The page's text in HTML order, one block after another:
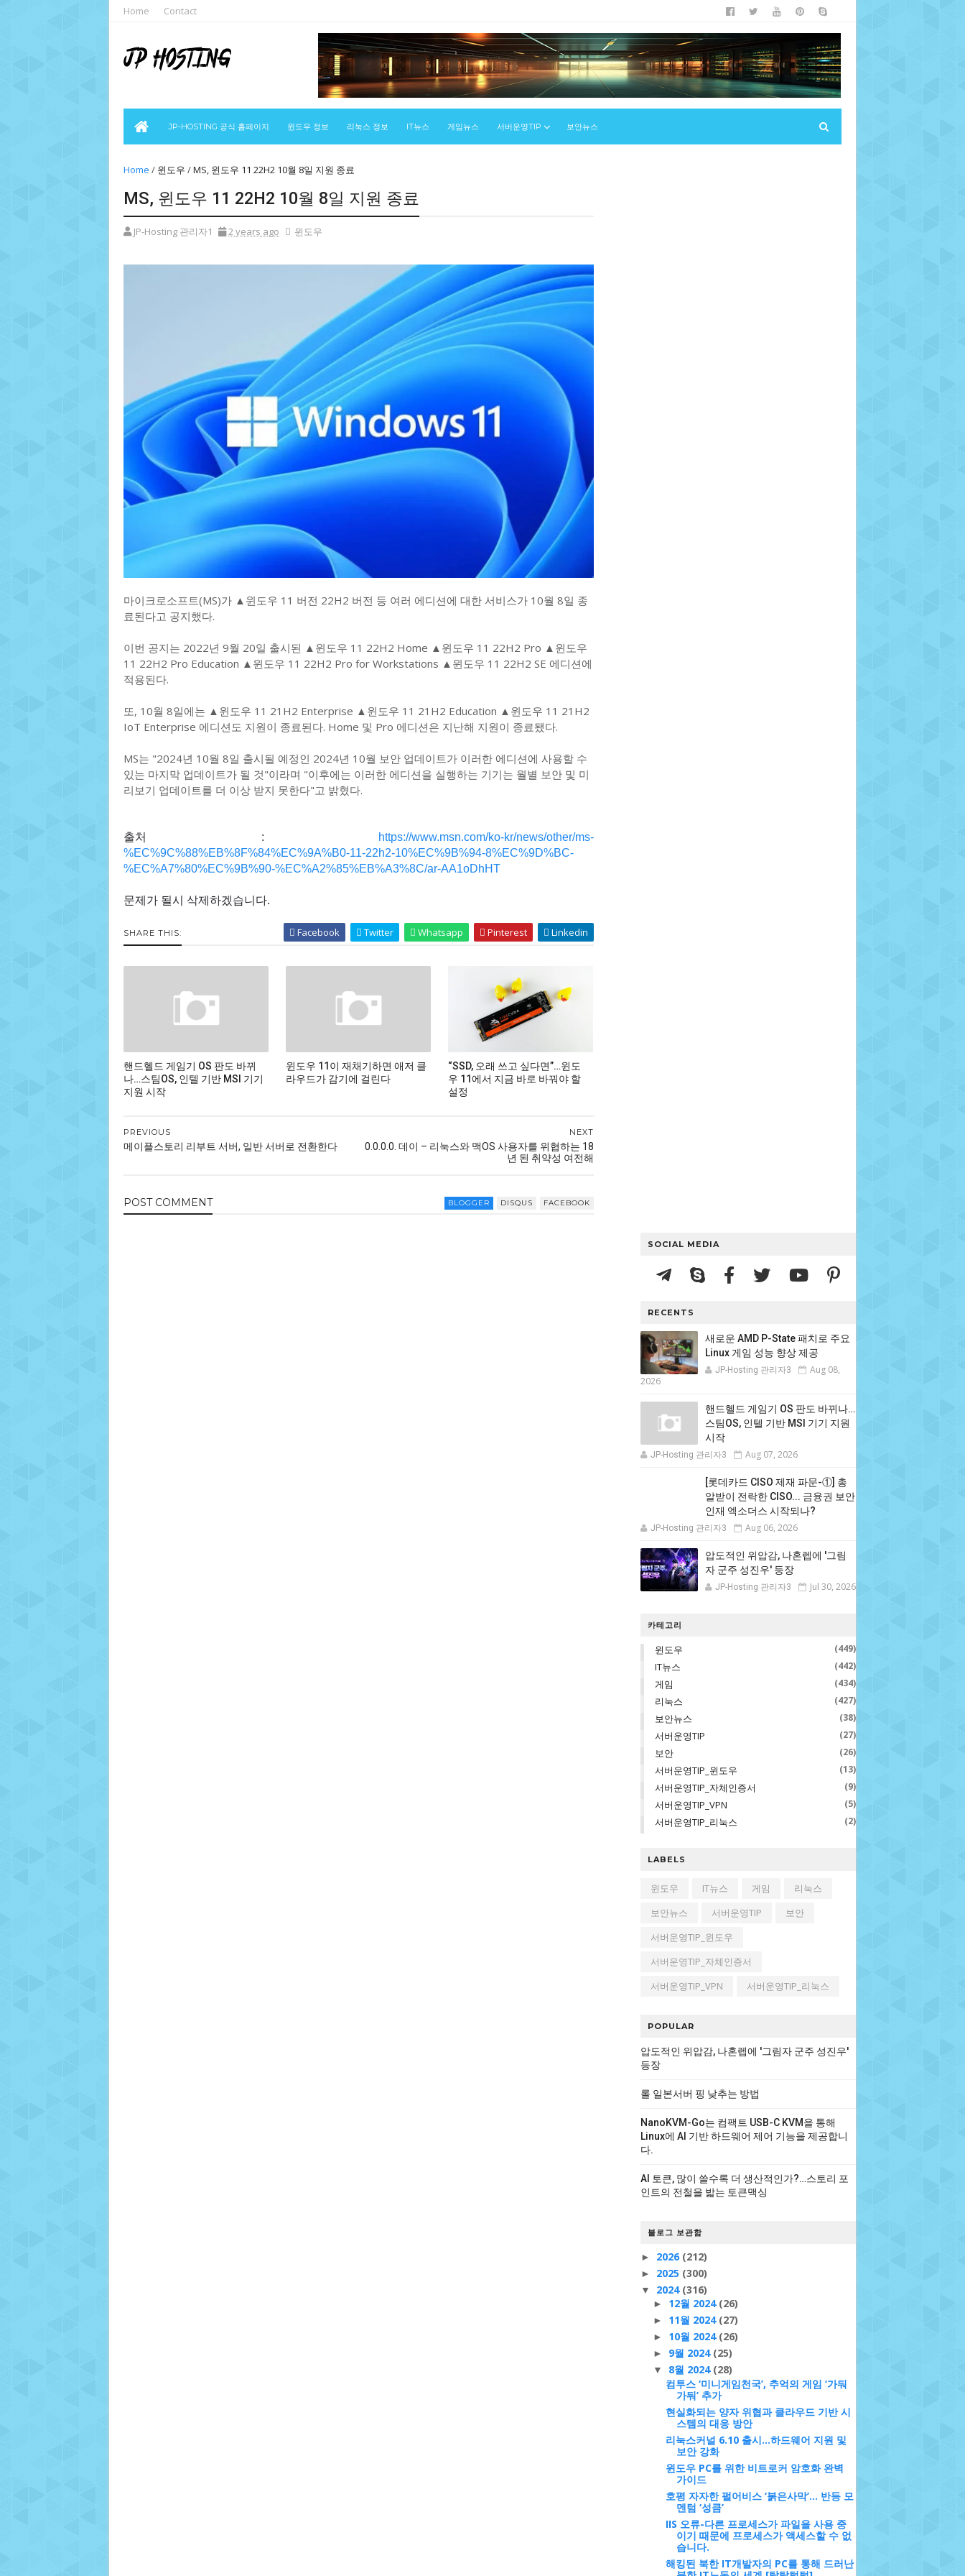
Home Contact
JP-HOSTING 공식 홈페이지 윈도우 정보 리눅스 정보 IT뉴스 게임뉴스 서버운영TIP 보안뉴스
Home / 윈도우 /MS, 윈도우 11 22H2 10월 8일 지원 종료
MS, 윈도우 11 22H2 10월 8일 지원 종료
JP-Hosting 관리자1 2 years ago 윈도우
마이크로소프트(MS)가 ▲윈도우 11 버전 22H2 버전 등 여러 에디션에 대한 서비스가 10월 8일 종
료된다고 공지했다.
이번 공지는 2022년 9월 20일 출시된 ▲윈도우 11 22H2 Home ▲윈도우 11 22H2 Pro ▲윈도우
11 22H2 Pro Education ▲윈도우 11 22H2 Pro for Workstations ▲윈도우 11 22H2 SE 에디션에
적용된다.
또, 10월 8일에는 ▲윈도우 11 21H2 Enterprise ▲윈도우 11 21H2 Education ▲윈도우 11 21H2
IoT Enterprise 에디션도 지원이 종료된다. Home 및 Pro 에디션은 지난해 지원이 종료됐다.
MS는 "2024년 10월 8일 출시될 예정인 2024년 10월 보안 업데이트가 이러한 에디션에 사용할 수
있는 마지막 업데이트가 될 것"이라며 "이후에는 이러한 에디션을 실행하는 기기는 월별 보안 및 미
리보기 업데이트를 더 이상 받지 못한다"고 밝혔다.
출처 :
https://www.msn.com/ko-kr/news/other/ms-
%EC%9C%88%EB%8F%84%EC%9A%B0-11-22h2-10%EC%9B%94-8%EC%9D%BC-
%EC%A7%80%EC%9B%90-%EC%A2%85%EB%A3%8C/ar-AA1oDhHT
문제가 될시 삭제하겠습니다.
SHARE THIS: Facebook Twitter Whatsapp Pinterest Linkedin
핸드헬드 게임기 OS 판도 바뀌
나…스팀OS, 인텔 기반 MSI 기기
지원 시작
윈도우 11이 재채기하면 애저 클
라우드가 감기에 걸린다
“SSD, 오래 쓰고 싶다면”…윈도
우 11에서 지금 바로 바꿔야 할
설정
NEXT
0.0.0.0. 데이 – 리눅스와 맥OS 사용자를 위협하는 18
년 된 취약성 여전해
PREVIOUS
메이플스토리 리부트 서버, 일반 서버로 전환한다
POST COMMENT BLOGGER DISQUS FACEBOOK
SOCIAL MEDIA
RECENTS
새로운 AMD P-State 패치로 주요
Linux 게임 성능 향상 제공
JP-Hosting 관리자3
Aug 08,
2026
핸드헬드 게임기 OS 판도 바뀌나…
스팀OS, 인텔 기반 MSI 기기 지원
시작
JP-Hosting 관리자3 Aug 07, 2026
[롯데카드 CISO 제재 파문-①] 총
알받이 전락한 CISO... 금융권 보안
인재 엑소더스 시작되나?
JP-Hosting 관리자3 Aug 06, 2026
압도적인 위압감, 나혼렙에 '그림
자 군주 성진우' 등장
JP-Hosting 관리자3 Jul 30, 2026
카테고리
윈도우 (449)
IT뉴스 (442)
게임 (434)
리눅스 (427)
보안뉴스 (38)
서버운영TIP (27)
보안 (26)
서버운영TIP_윈도우 (13)
서버운영TIP_자체인증서 (9)
서버운영TIP_VPN (5)
서버운영TIP_리눅스 (2)
LABELS
윈도우 IT뉴스 게임
리눅스
보안뉴스
서버운영TIP
보안
서버운영TIP_윈도우
서버운영TIP_자체인증서
서버운영TIP_VPN
서버운영TIP_리눅스
POPULAR
압도적인 위압감, 나혼렙에 '그림자 군주 성진우'
등장
롤 일본서버 핑 낮추는 방법
NanoKVM-Go는 컴팩트 USB-C KVM을 통해
Linux에 AI 기반 하드웨어 제어 기능을 제공합니
다.
AI 토큰, 많이 쓸수록 더 생산적인가?…스토리 포
인트의 전철을 밟는 토큰맥싱
블로그 보관함
► 2026 (212)
► 2025 (300)
▼ 2024 (316)
► 12월 2024 (26)
► 11월 2024 (27)
► 10월 2024 (26)
► 9월 2024 (25)
▼ 8월 2024 (28)
컴투스 ‘미니게임천국’, 추억의 게임 ‘가둬
가둬’ 추가
현실화되는 양자 위협과 클라우드 기반 시
스템의 대응 방안
리눅스커널 6.10 출시...하드웨어 지원 및
보안 강화
윈도우 PC를 위한 비트로커 암호화 완벽
가이드
호평 자자한 펄어비스 ‘붉은사막’… 반등 모
멘텀 ‘성큼’
IIS 오류-다른 프로세스가 파일을 사용 중
이기 때문에 프로세스가 액세스할 수 없
습니다.
해킹된 북한 IT개발자의 PC를 통해 드러난